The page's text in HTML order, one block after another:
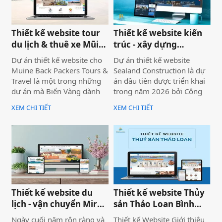
của bạn hoàn toàn vượt
Thiết kế website tour
du lịch & thuê xe Mũi
Né
Dự án thiết kế website cho
Muine Back Packers Tours &
Travel là một trong những
dự án mà Biển Vàng dành
rất nhiều tâm huyết để triển
khai trọn vẹn cả về giao
diện, trải nghiệm người
dùng và hiệu quả vận hành
XEM CHI TIẾT
Thiết kế website kiến
trúc - xây dựng
Sealand Construction
Dự án thiết kế website
Sealand Construction là dự
án đầu tiên được triển khai
trong năm 2026 bởi Công
ty Thiết kế Website Biển
Vàng, mang ý nghĩa mở đầu
cho một năm phát triển mới
với định hướng chuyên
nghiệp, bài bản và bền
vững.
XEM CHI TIẾT
Thiết kế website du
lịch - vận chuyển Mira
tour Mũi Né
Ngày cuối năm rộn ràng và
Thiết kế website Thủy
sản Thảo Loan Bình
Thuận, Lâm Đồng
Thiết kế Website Giới thiệu